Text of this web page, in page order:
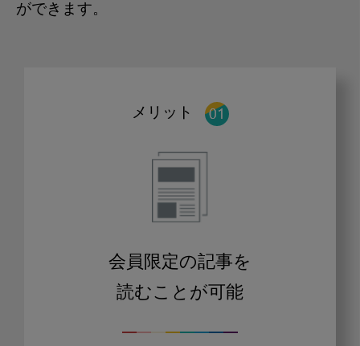
ができます。
メリット
会員限定の記事を
読むことが可能